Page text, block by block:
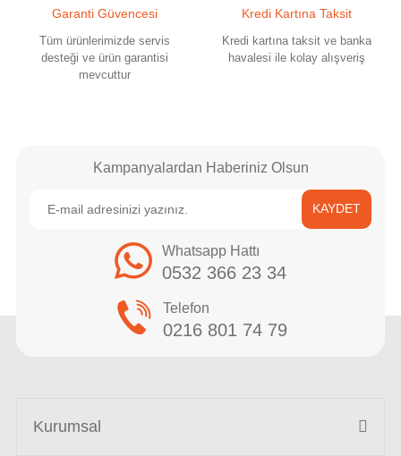
Garanti Güvencesi
Tüm ürünlerimizde servis
desteği ve ürün garantisi
mevcuttur
Kredi Kartına Taksit
Kredi kartına taksit ve banka
havalesi ile kolay alışveriş
Kampanyalardan Haberiniz Olsun
KAYDET
Whatsapp Hattı
0532 366 23 34
Telefon
0216 801 74 79
Kurumsal